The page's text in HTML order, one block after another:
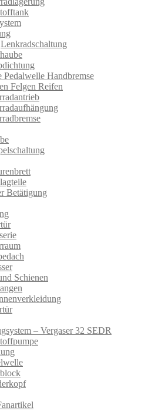
Lenkradschaltung
Pedalwelle Handbremse
Felgen Reifen
Betätigung
Schienen
– Vergaser 32 SEDR